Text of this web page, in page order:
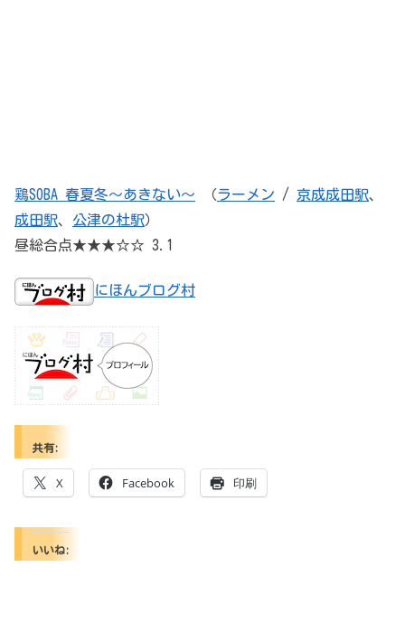
鶏SOBA 春夏冬～あきない～ （ラーメン / 京成成田駅、
成田駅、 公津の杜駅）
昼総合点★★★☆☆ 3.1
にほんブログ村
共有:
X Facebook 印刷
いいね: